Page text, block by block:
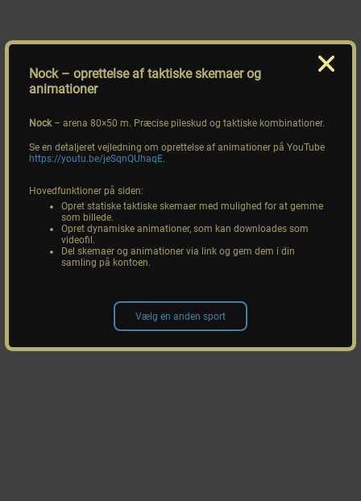
Nock– oprettelse af taktiske skemaer og
animationer
Nock– arena 80×50 m. Præcise pileskud og taktiske kombinationer.
Se en detaljeret vejledning om oprettelse af animationer på YouTube
https://youtu.be/jeSqnQUhaqE.
Hovedfunktioner på siden:
Opret statiske taktiske skemaer med mulighed for at gemme
som billede.
Opret dynamiske animationer, som kan downloades som
videofil.
Del skemaer og animationer via link og gem dem i din
samling på kontoen.
Vælg en anden sport